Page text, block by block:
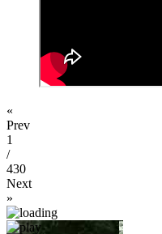
«
Prev
1
/
430
Next
»